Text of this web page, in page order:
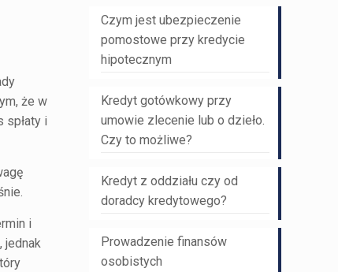
że w
spłaty i
i
jednak
Czym jest ubezpieczenie
pomostowe przy kredycie
hipotecznym
Kredyt gotówkowy przy
umowie zlecenie lub o dzieło.
Czy to możliwe?
Kredyt z oddziału czy od
doradcy kredytowego?
Prowadzenie finansów
osobistych